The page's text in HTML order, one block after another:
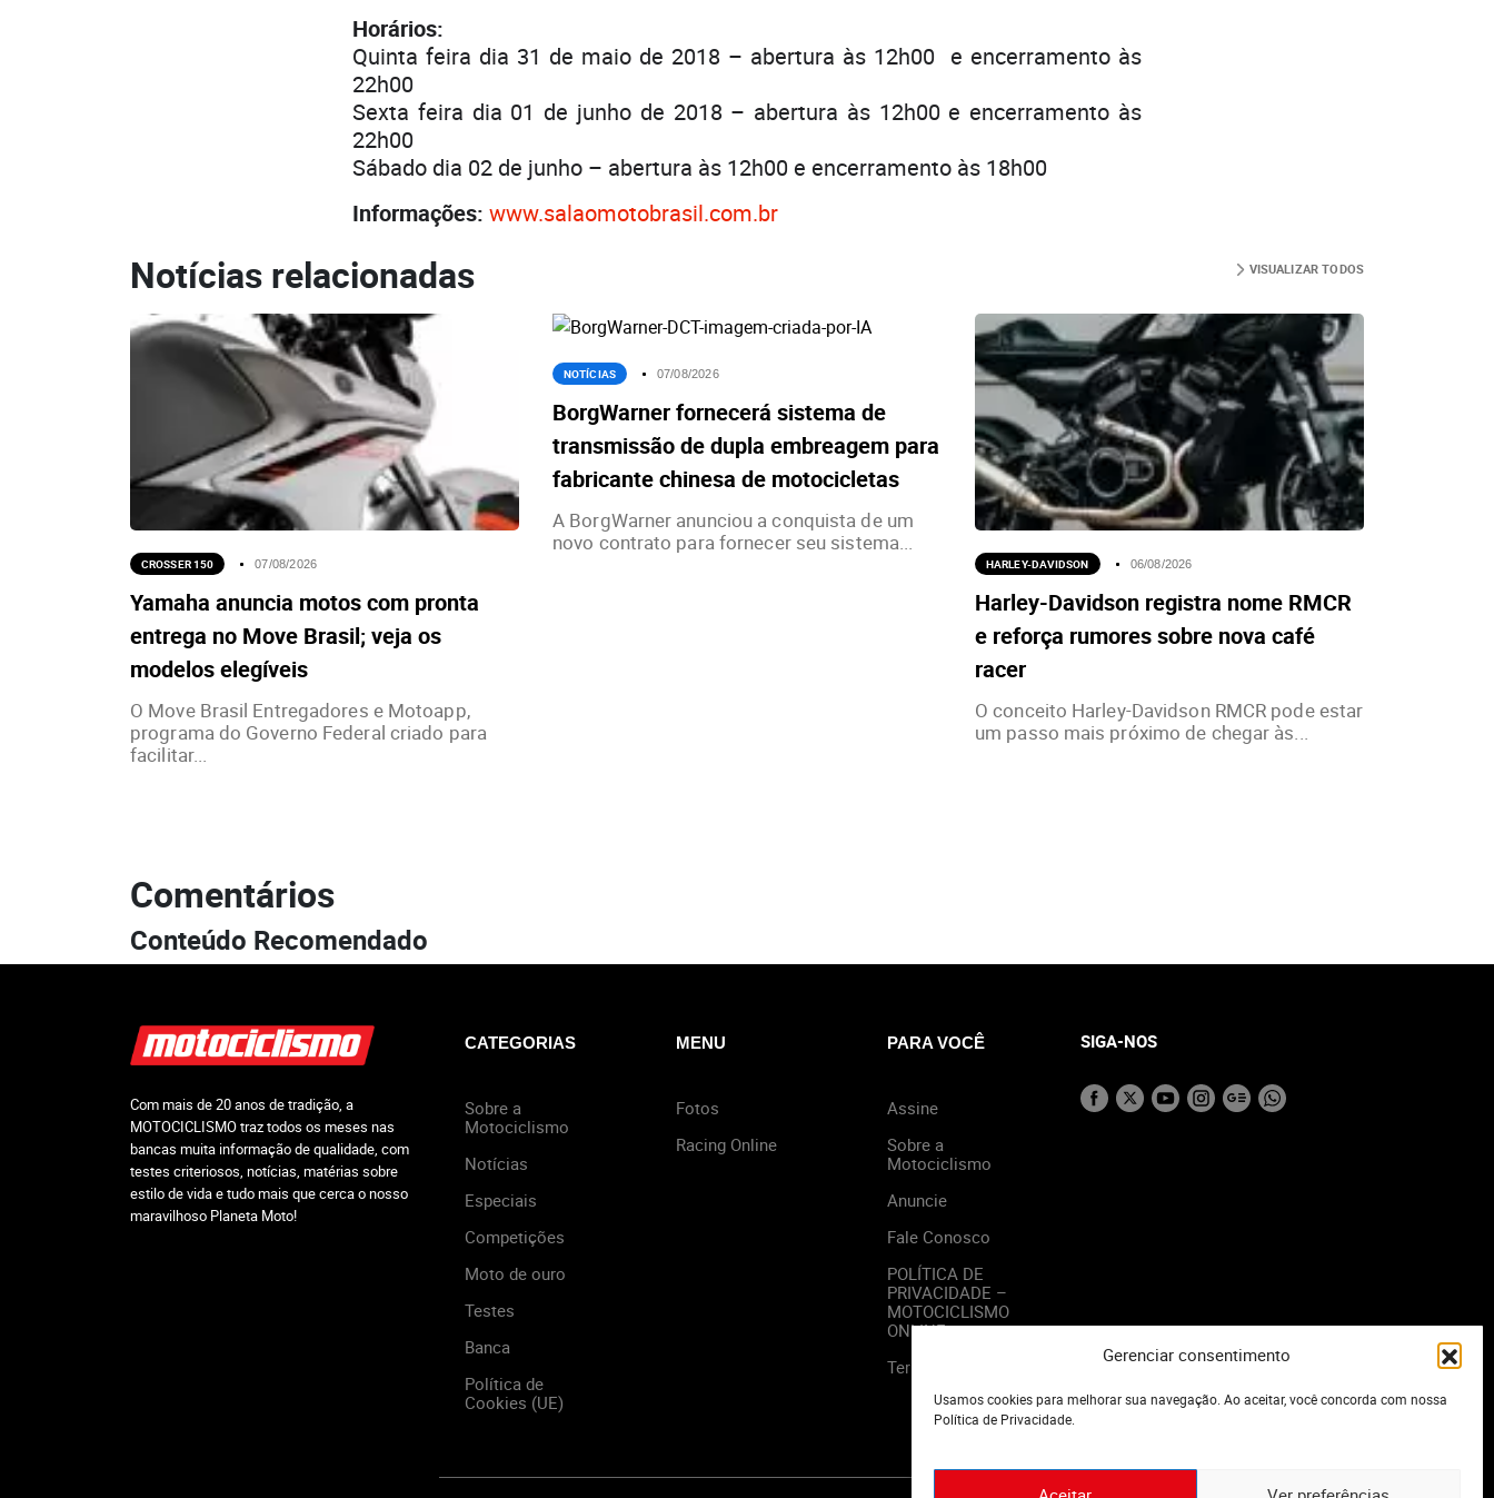
Gerenciar consentimento
Usamos cookies para melhorar sua navegação. Ao aceitar, você concorda com nossa
Política de Privacidade.
Horários:
Quinta feira dia 31 de maio de 2018 – abertura às 12h00 e encerramento às
22h00
Sexta feira dia 01 de junho de 2018 – abertura às 12h00 e encerramento às
22h00
Sábado dia 02 de junho – abertura às 12h00 e encerramento às 18h00
Informações: www.salaomotobrasil.com.br
Notícias relacionadas VISUALIZAR TODOS
CROSSER 150 07/08/2026
Yamaha anuncia motos com pronta
entrega no Move Brasil; veja os
modelos elegíveis
O Move Brasil Entregadores e Motoapp,
programa do Governo Federal criado para
facilitar...
NOTÍCIAS 07/08/2026
BorgWarner fornecerá sistema de
transmissão de dupla embreagem para
fabricante chinesa de motocicletas
A BorgWarner anunciou a conquista de um
novo contrato para fornecer seu sistema...
HARLEY-DAVIDSON 06/08/2026
Harley-Davidson registra nome RMCR
e reforça rumores sobre nova café
racer
O conceito Harley-Davidson RMCR pode estar
um passo mais próximo de chegar às...
Comentários
Conteúdo Recomendado
Com mais de 20 anos de tradição, a
MOTOCICLISMO traz todos os meses nas
bancas muita informação de qualidade, com
testes criteriosos, notícias, matérias sobre
estilo de vida e tudo mais que cerca o nosso
maravilhoso Planeta Moto!
CATEGORIAS
Sobre a
Motociclismo
Notícias
Especiais
Competições
Moto de ouro
Testes
Banca
Política de
Cookies (UE)
MENU
Fotos
Racing Online
PARA VOCÊ
Assine
Sobre a
Motociclismo
Anuncie
Fale Conosco
POLÍTICA DE
PRIVACIDADE –
MOTOCICLISMO
ONLINE
Termos de Uso
SIGA-NOS